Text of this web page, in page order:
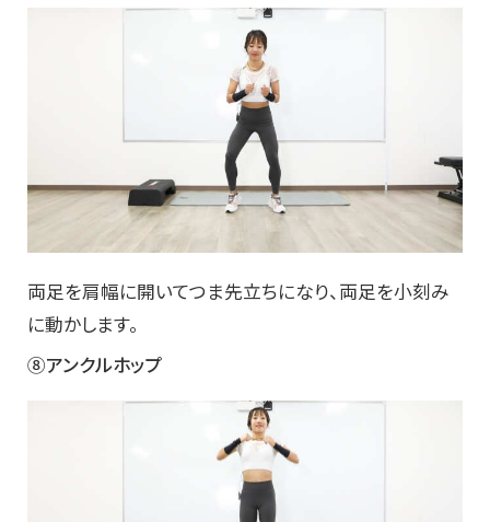
両足を肩幅に開いてつま先立ちになり、両足を小刻み
に動かします。
⑧アンクルホップ